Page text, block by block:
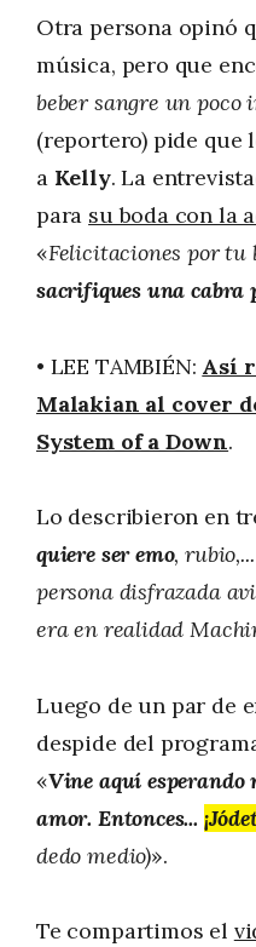
Otra persona opinó
música, pero que
beber sangre un poco
(reportero) pide que
a Kelly. La
para su boda con la
«Felicitaciones por tu
sacrifiques una cabra
• LEE TAMBIÉN: Así
Malakian al cover
System of a Down.
Lo describieron en
quiere ser emo,
persona disfrazada
era en realidad
Luego de un par de
despide del
«Vine aquí esperando
amor. Entonces... ¡
dedo medio)».
Te compartimos el